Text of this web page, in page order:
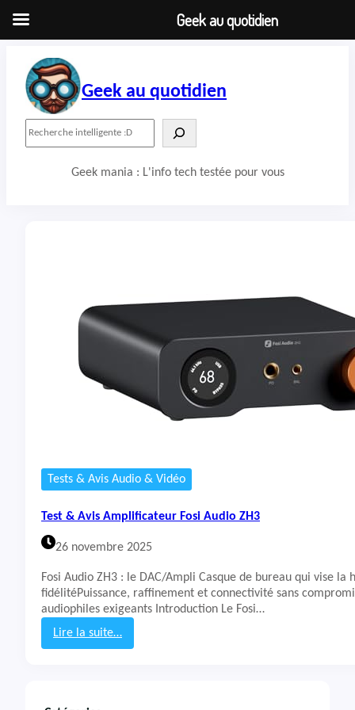
contenu
Geek au quotidien
Geek mania : L'info tech testée pour vous
Tests & Avis Audio & Vidéo
Test & Avis Amplificateur Fosi Audio ZH3
26 novembre 2025
Fosi Audio ZH3 : le DAC/Ampli Casque de bureau qui vise la
fidélitéPuissance, raffinement et connectivité sans
audiophiles exigeants Introduction Le Fosi…
Lire la suite…
:
Geek au quotidien